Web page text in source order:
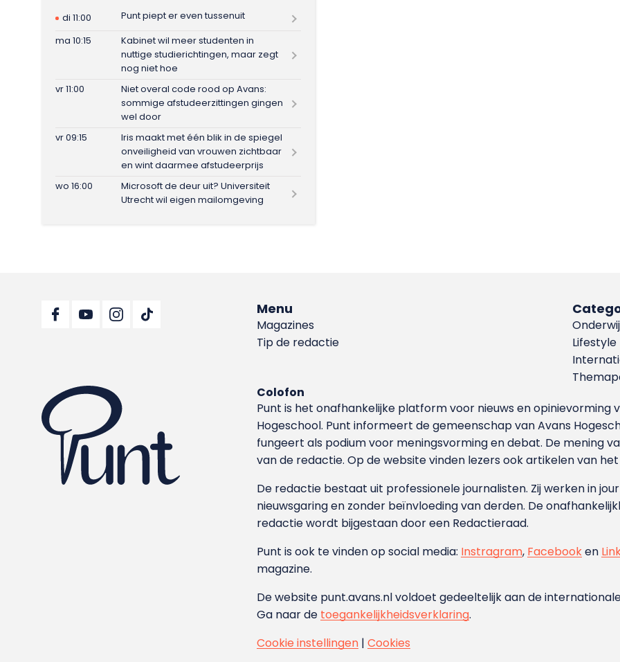
di 11:00
Punt piept er even tussenuit
ma 10:15
Kabinet wil meer studenten in
nuttige studierichtingen, maar zegt
nog niet hoe
vr 11:00
Niet overal code rood op Avans:
sommige afstudeerzittingen gingen
wel door
vr 09:15
Iris maakt met één blik in de spiegel
onveiligheid van vrouwen zichtbaar
en wint daarmee afstudeerprijs
wo 16:00
Microsoft de deur uit? Universiteit
Utrecht wil eigen mailomgeving
Menu
Magazines
Tip de redactie
Lifestyle
Colofon
Punt is het onafhankelijke platform voor nieuws en
Hoge­school. Punt informeert de gemeenschap van Avans
fungeert als podium voor meningsvorming en debat. De mening
van de redactie. Op de website vinden lezers ook artikelen van
De redactie bestaat uit professionele journalisten. Zij werken in
nieuwsgaring en zonder beïnvloeding van derden. De
redactie wordt bijgestaan door een Redactieraad.
Punt is ook te vinden op social media: Instragram, Facebooken
magazine.
De website punt.avans.nl voldoet gedeeltelijk aan de
Ga naar de toegankelijkheidsverklaring.
Cookie instellingen |Cookies